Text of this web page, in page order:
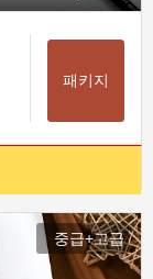
패키지
중급+고급